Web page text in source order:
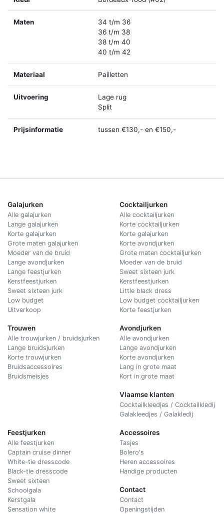
Maten
34 t/m 36
36 t/m 38
38 t/m 40
40 t/m 42
Materiaal Pailletten
Uitvoering
Lage rug
Split
Prijsinformatie tussen €130,- en €150,-
Galajurken
Alle galajurken
Lange galajurken
Korte galajurken
Grote maten galajurken
Moeder van de bruid
Lange avondjurken
Lange feestjurken
Kerstfeestjurken
Sweet sixteen jurk
Low budget
Uitverkoop
Trouwen
Alle trouwjurken / bruidsjurken
Lange bruidsjurken
Korte trouwjurken
Bruidsaccessoires
Bruidsmeisjes
Cocktailjurken
Alle cocktailjurken
Korte cocktailjurken
Korte galajurken
Korte avondjurken
Grote maten cocktailjurken
Moeder van de bruid
Sweet sixteen jurk
Kerstfeestjurken
Little black dress
Low budget cocktailjurken
Korte feestjurken
Avondjurken
Alle avondjurken
Lange avondjurken
Korte avondjurken
Lang in grote maat
Kort in grote maat
Vlaamse klanten
Cocktailkleedjes / Cocktailkledij
Galakleedjes / Galakledij
Feestjurken
Alle feestjurken
Captain cruise dinner
White-tie dresscode
Black-tie dresscode
Sweet sixteen
Schoolgala
Kerstgala
Sensation white
Accessoires
Tasjes
Bolero's
Heren accessoires
Handige producten
Contact
Contact
Openingstijden